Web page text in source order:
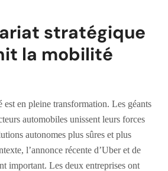
stratégique
la mobilité
en pleine transformation. Les géants
automobiles unissent leurs forces
autonomes plus sûres et plus
l’annonce récente d’Uber et de
important. Les deux entreprises ont